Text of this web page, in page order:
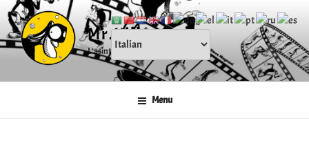
Salta
contenuto
Mr.Kill
L'asintocratico
Menu